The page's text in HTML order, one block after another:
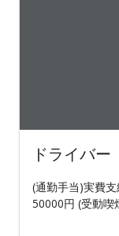
ドライバー
(通勤手当)実費
50000円 (受動喫